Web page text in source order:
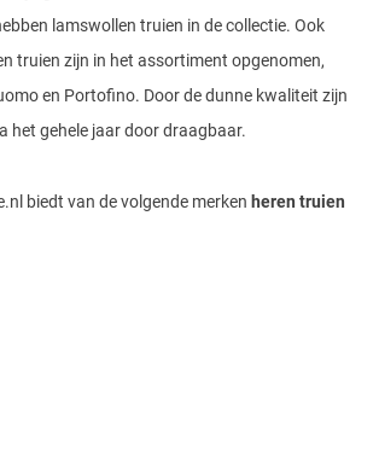
lamswollen truien in de collectie. Ook
truien zijn in het assortiment opgenomen,
en Portofino. Door de dunne kwaliteit zijn
het gehele jaar door draagbaar.
biedt van de volgende merken heren truien